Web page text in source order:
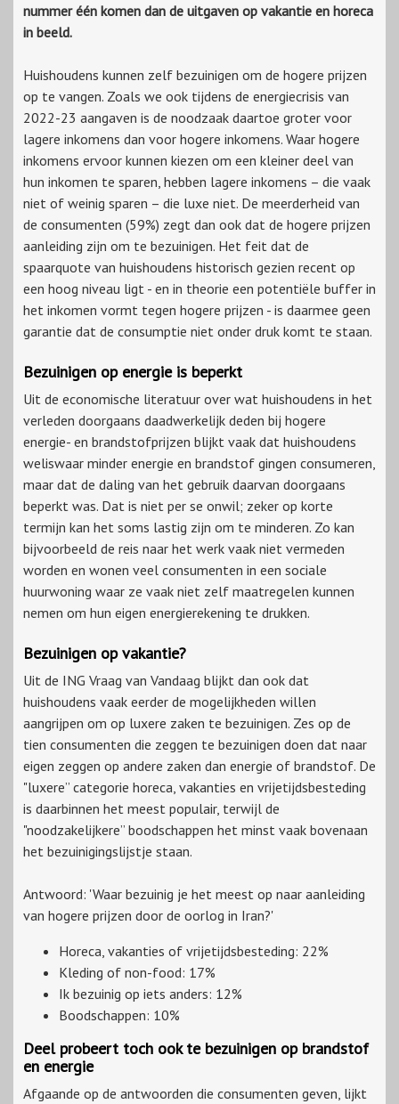
nummer één komen dan de uitgaven op vakantie en horeca
in beeld.
Huishoudens kunnen zelf bezuinigen om de hogere prijzen
op te vangen. Zoals we ook tijdens de energiecrisis van
2022-23 aangaven is de noodzaak daartoe groter voor
lagere inkomens dan voor hogere inkomens. Waar hogere
inkomens ervoor kunnen kiezen om een kleiner deel van
hun inkomen te sparen, hebben lagere inkomens – die vaak
niet of weinig sparen – die luxe niet. De meerderheid van
de consumenten (59%) zegt dan ook dat de hogere prijzen
aanleiding zijn om te bezuinigen. Het feit dat de
spaarquote van huishoudens historisch gezien recent op
een hoog niveau ligt - en in theorie een potentiële buffer in
het inkomen vormt tegen hogere prijzen - is daarmee geen
garantie dat de consumptie niet onder druk komt te staan.
Bezuinigen op energie is beperkt
Uit de economische literatuur over wat huishoudens in het
verleden doorgaans daadwerkelijk deden bij hogere
energie- en brandstofprijzen blijkt vaak dat huishoudens
weliswaar minder energie en brandstof gingen consumeren,
maar dat de daling van het gebruik daarvan doorgaans
beperkt was. Dat is niet per se onwil; zeker op korte
termijn kan het soms lastig zijn om te minderen. Zo kan
bijvoorbeeld de reis naar het werk vaak niet vermeden
worden en wonen veel consumenten in een sociale
huurwoning waar ze vaak niet zelf maatregelen kunnen
nemen om hun eigen energierekening te drukken.
Bezuinigen op vakantie?
Uit de ING Vraag van Vandaag blijkt dan ook dat
huishoudens vaak eerder de mogelijkheden willen
aangrijpen om op luxere zaken te bezuinigen. Zes op de
tien consumenten die zeggen te bezuinigen doen dat naar
eigen zeggen op andere zaken dan energie of brandstof. De
"luxere” categorie horeca, vakanties en vrijetijdsbesteding
is daarbinnen het meest populair, terwijl de
"noodzakelijkere” boodschappen het minst vaak bovenaan
het bezuinigingslijstje staan.
Antwoord: 'Waar bezuinig je het meest op naar aanleiding
van hogere prijzen door de oorlog in Iran?'
Horeca, vakanties of vrijetijdsbesteding: 22%
Kleding of non-food: 17%
Ik bezuinig op iets anders: 12%
Boodschappen: 10%
Deel probeert toch ook te bezuinigen op brandstof
en energie
Afgaande op de antwoorden die consumenten geven, lijkt